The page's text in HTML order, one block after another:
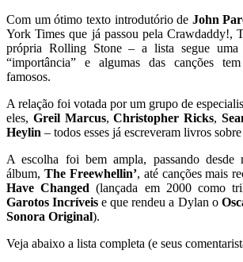
Com um ótimo texto introdutório de John
York Times que já passou pela Crawdaddy!,
própria Rolling Stone – a lista segue uma
“importância” e algumas das canções
famosos.
A relação foi votada por um grupo de
eles, Greil Marcus,Christopher Ricks,
Heylin – todos esses já escreveram livros
A escolha foi bem ampla, passando desde
álbum, The Freewhellin’, até canções mais
Have Changed (lançada em 2000 como
Garotos Incríveis e que rendeu a Dylan o
Sonora Original).
Veja abaixo a lista completa (e seus